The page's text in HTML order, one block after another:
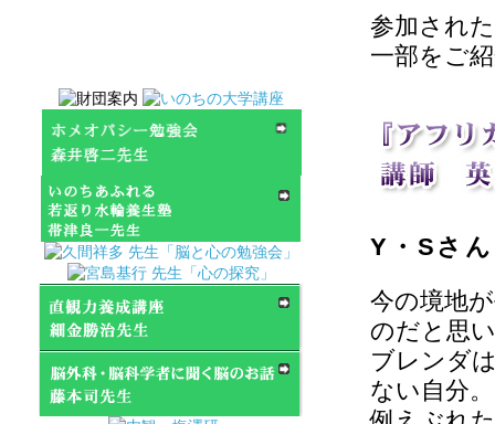
参加され
一部をご
Y・Sさん
今の境地
のだと思
ブレンダ
ない自分。
催されます。
2024年7月19日(金)帯津良
一先生・荒井恵子先生
「水輪養生塾」が開催さ
れます。
2024年8月23日(金)宮島基
行先生「心の探求」が開
催されます。
2024年5月25日(土)細金勝
治先生「直観力養成講
座」が開催されます。
2023年6月10日（土）細
金勝治先生「直観力養成
講座」が開催されます。
2023年4月28日（金）川
野泰周先生「マインドフ